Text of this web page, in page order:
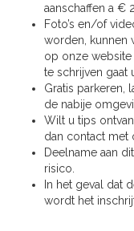
aanschaffen a €
Foto’s en/of
worden, kunnen
op onze website
te schrijven gaat
Gratis parkeren,
de nabije
Wilt u tips
dan contact met
Deelname aan
risico.
In het geval dat
wordt het